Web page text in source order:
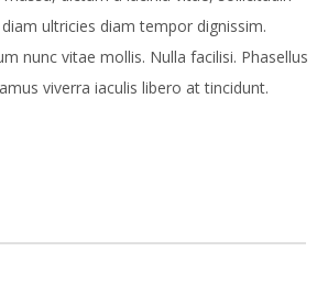
ultricies diam tempor dignissim.
nunc vitae mollis. Nulla facilisi. Phasellus
viverra iaculis libero at tincidunt.